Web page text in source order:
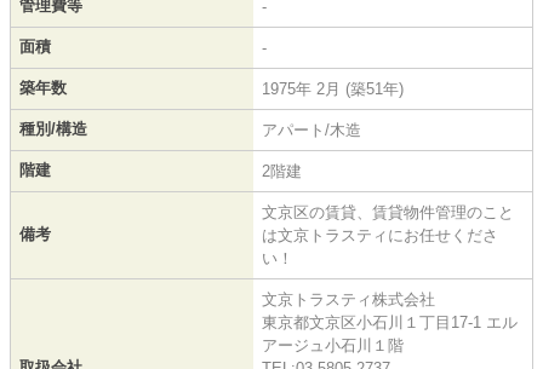
管理費等 -
面積 -
築年数 1975年 2月 (築51年)
種別/構造 アパート/木造
階建 2階建
備考
文京区の賃貸、賃貸物件管理のこと
は文京トラスティにお任せくださ
い！
文京トラスティ株式会社
東京都文京区小石川１丁目17-1 エル
アージュ小石川１階